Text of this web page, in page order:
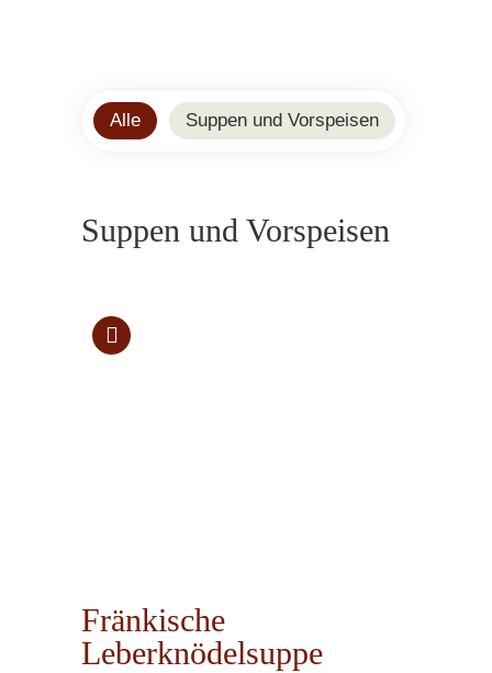
Alle Suppen und Vorspeisen
Suppen und Vorspeisen
Fränkische
Leberknödelsuppe